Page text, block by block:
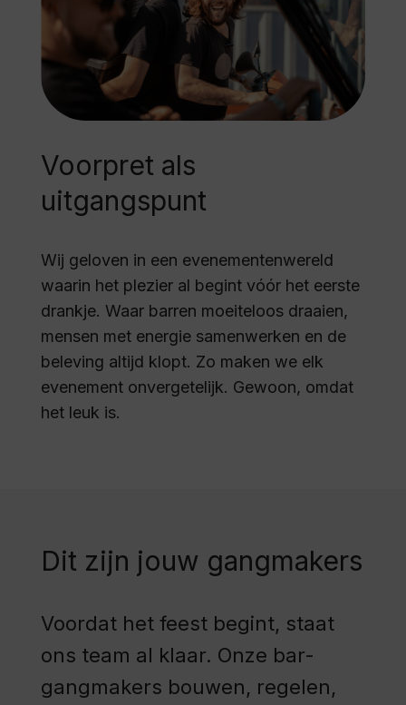
Voorpret als
uitgangspunt
Wij geloven in een evenementenwereld
waarin het plezier al begint vóór het eerste
drankje. Waar barren moeiteloos draaien,
mensen met energie samenwerken en de
beleving altijd klopt. Zo maken we elk
evenement onvergetelijk. Gewoon, omdat
het leuk is.
Dit zijn jouw gangmakers
Voordat het feest begint, staat
ons team al klaar. Onze bar-
gangmakers bouwen, regelen,